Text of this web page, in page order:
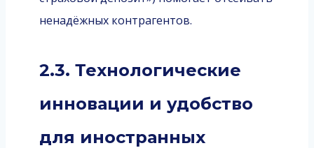
ненадёжных контрагентов.
2.3. Технологические
инновации и удобство
для иностранных